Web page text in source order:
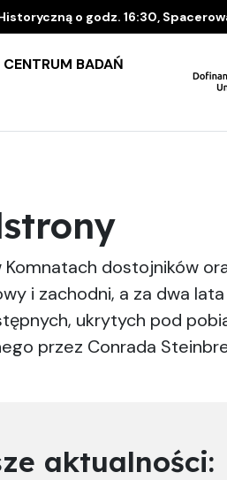
o godz. 16:30,
CENTRUM BADAŃ
dostojników
i zachodni, a za dwa
ukrytych pod
przez Conrada
aktualności: